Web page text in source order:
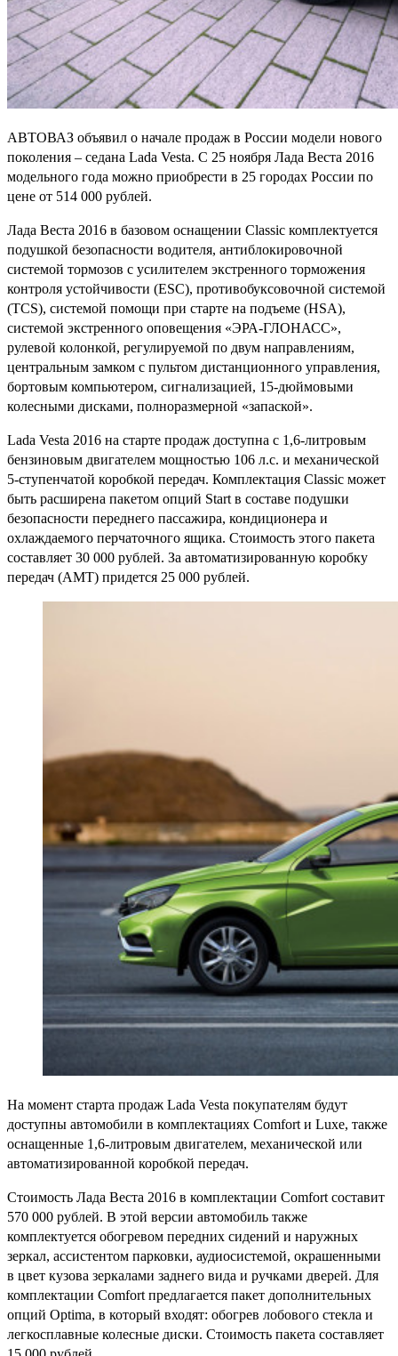
АВТОВАЗ объявил о начале продаж в России модели нового
поколения – седана Lada Vesta. С 25 ноября Лада Веста 2016
модельного года можно приобрести в 25 городах России по
цене от 514 000 рублей.
Лада Веста 2016 в базовом оснащении Classic комплектуется
подушкой безопасности водителя, антиблокировочной
системой тормозов с усилителем экстренного торможения
контроля устойчивости (ESC), противобуксовочной системой
(TCS), системой помощи при старте на подъеме (HSА),
системой экстренного оповещения «ЭРА-ГЛОНАСС»,
рулевой колонкой, регулируемой по двум направлениям,
центральным замком с пультом дистанционного управления,
бортовым компьютером, сигнализацией, 15-дюймовыми
колесными дисками, полноразмерной «запаской».
Lada Vesta 2016 на старте продаж доступна с 1,6-литровым
бензиновым двигателем мощностью 106 л.с. и механической
5-ступенчатой коробкой передач. Комплектация Classic может
быть расширена пакетом опций Start в составе подушки
безопасности переднего пассажира, кондиционера и
охлаждаемого перчаточного ящика. Стоимость этого пакета
составляет 30 000 рублей. За автоматизированную коробку
передач (АМТ) придется 25 000 рублей.
На момент старта продаж Lada Vesta покупателям будут
доступны автомобили в комплектациях Comfort и Luxe, также
оснащенные 1,6-литровым двигателем, механической или
автоматизированной коробкой передач.
Стоимость Лада Веста 2016 в комплектации Comfort составит
570 000 рублей. В этой версии автомобиль также
комплектуется обогревом передних сидений и наружных
зеркал, ассистентом парковки, аудиосистемой, окрашенными
в цвет кузова зеркалами заднего вида и ручками дверей. Для
комплектации Comfort предлагается пакет дополнительных
опций Optima, в который входят: обогрев лобового стекла и
легкосплавные колесные диски. Стоимость пакета составляет